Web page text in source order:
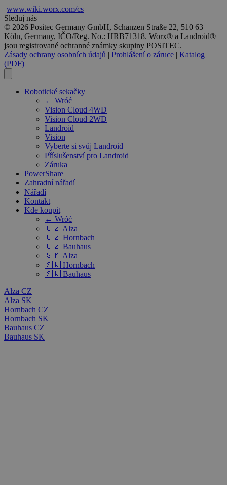
www.wiki.worx.com/cs
Sleduj nás
© 2026 Positec Germany GmbH, Schanzen Straße 22, 510 63
Köln, Germany, IČO/Reg. No.: HRB71318. Worx® a Landroid®
jsou registrované ochranné známky skupiny POSITEC.
Zásady ochrany osobních údajů | Prohlášení o záruce | Katalog
(PDF)
Robotické sekačky
← Wróć
Vision Cloud 4WD
Vision Cloud 2WD
Landroid
Vision
Vyberte si svůj Landroid
Příslušenství pro Landroid
Záruka
PowerShare
Zahradní nářadí
Nářadí
Kontakt
Kde koupit
← Wróć
🇨🇿 Alza
🇨🇿 Hornbach
🇨🇿 Bauhaus
🇸🇰 Alza
🇸🇰 Hornbach
🇸🇰 Bauhaus
Alza CZ
Alza SK
Hornbach CZ
Hornbach SK
Bauhaus CZ
Bauhaus SK